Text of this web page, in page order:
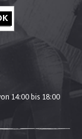
14:00 bis 18:00